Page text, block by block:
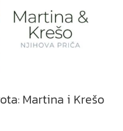
Martina i Krešo